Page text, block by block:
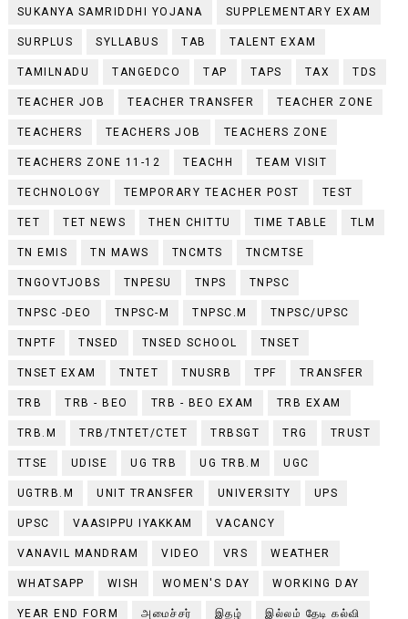
SUKANYA SAMRIDDHI YOJANA SUPPLEMENTARY EXAM
SURPLUS SYLLABUS TAB TALENT EXAM
TAMILNADU TANGEDCO TAP TAPS TAX TDS
TEACHER JOB TEACHER TRANSFER TEACHER ZONE
TEACHERS TEACHERS JOB TEACHERS ZONE
TEACHERS ZONE 11-12 TEACHH TEAM VISIT
TECHNOLOGY TEMPORARY TEACHER POST TEST
TET TET NEWS THEN CHITTU TIME TABLE TLM
TN EMIS TN MAWS TNCMTS TNCMTSE
TNGOVTJOBS TNPESU TNPS TNPSC
TNPSC -DEO TNPSC-M TNPSC.M TNPSC/UPSC
TNPTF TNSED TNSED SCHOOL TNSET
TNSET EXAM TNTET TNUSRB TPF TRANSFER
TRB TRB - BEO TRB - BEO EXAM TRB EXAM
TRB.M TRB/TNTET/CTET TRBSGT TRG TRUST
TTSE UDISE UG TRB UG TRB.M UGC
UGTRB.M UNIT TRANSFER UNIVERSITY UPS
UPSC VAASIPPU IYAKKAM VACANCY
VANAVIL MANDRAM VIDEO VRS WEATHER
WHATSAPP WISH WOMEN'S DAY WORKING DAY
YEAR END FORM அமைச்சர் இதழ் இல்லம் தேடி கல்வி